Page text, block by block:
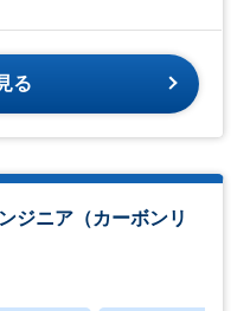
る
ジニア（カーボンリ